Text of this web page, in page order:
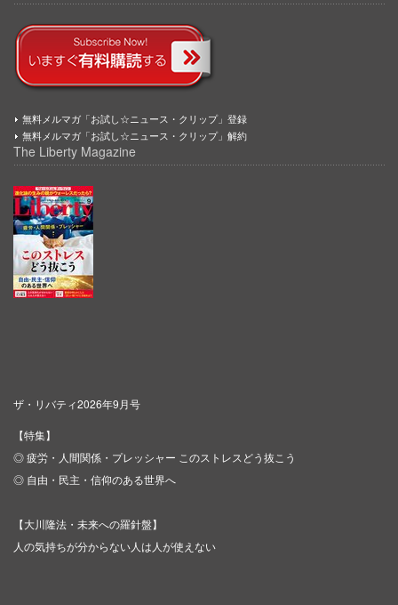
無料メルマガ「お試し☆ニュース・クリップ」登録
無料メルマガ「お試し☆ニュース・クリップ」解約
The Liberty Magazine
ザ・リバティ2026年9月号
【特集】
◎ 疲労・人間関係・プレッシャー このストレスどう抜こう
◎ 自由・民主・信仰のある世界へ
【大川隆法・未来への羅針盤】
人の気持ちが分からない人は人が使えない